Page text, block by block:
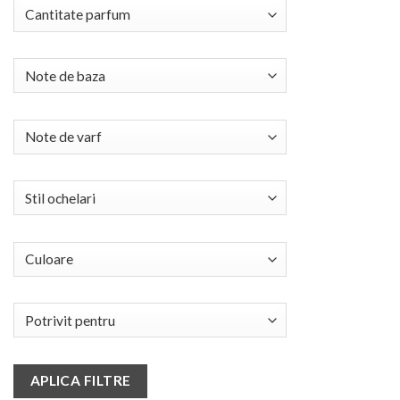
APLICA FILTRE